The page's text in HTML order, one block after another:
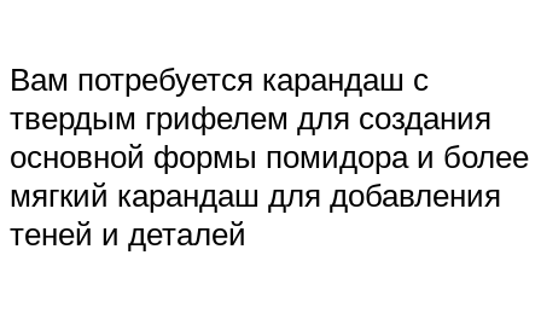
Вам потребуется карандаш с
твердым грифелем для создания
основной формы помидора и более
мягкий карандаш для добавления
теней и деталей